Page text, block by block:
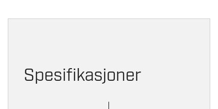
Spesifikasjoner